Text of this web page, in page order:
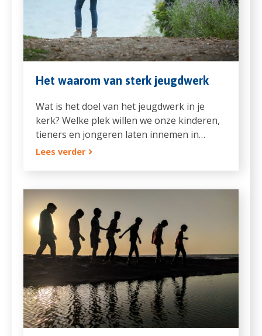
Het waarom van sterk jeugdwerk
Wat is het doel van het jeugdwerk in je
kerk? Welke plek willen we onze kinderen,
tieners en jongeren laten innemen in…
Lees verder